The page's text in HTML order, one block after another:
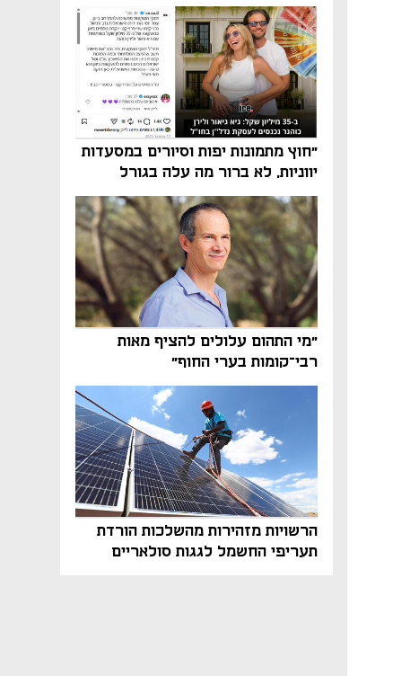
"חוץ מתמונות יפות וסיורים במסעדות
יווניות, לא ברור מה עלה בגורל
פרויקט הנדל"ן"
"מי התהום עלולים להציף מאות
רבי־קומות בערי החוף"
הרשויות מזהירות מהשלכות הורדת
תעריפי החשמל לגגות סולאריים